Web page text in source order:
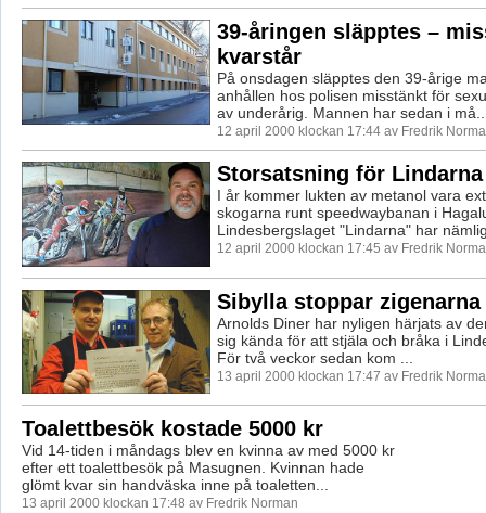
39-åringen släpptes –
kvarstår
På onsdagen släpptes den 39-årige
anhållen hos polisen misstänkt för
av underårig. Mannen har sedan i
12 april 2000 klockan 17:44 av Fredrik
Storsatsning för
I år kommer lukten av metanol vara
skogarna runt speedwaybanan i
Lindesbergslaget "Lindarna" har
12 april 2000 klockan 17:45 av Fredrik
Sibylla stoppar
Arnolds Diner har nyligen härjats av
sig kända för att stjäla och bråka i
För två veckor sedan kom ...
13 april 2000 klockan 17:47 av Fredrik
Toalettbesök kostade 5000 kr
Vid 14-tiden i måndags blev en kvinna av med 5000 kr
efter ett toalettbesök på Masugnen. Kvinnan hade
glömt kvar sin handväska inne på toaletten...
13 april 2000 klockan 17:48 av Fredrik Norman